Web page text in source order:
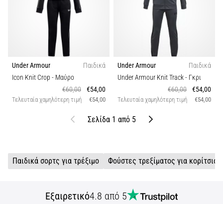
Under Armour
Παιδικά
Icon Knit Crop - Μαύρο
€60,00
€54,00
Τελευταία χαμηλότερη τιμή €54,00
Under Armour
Παιδικά
Under Armour Knit Track- Γκρι
€60,00
€54,00
Τελευταία χαμηλότερη τιμή €54,00
Προηγούμενο
Σελίδα 1 από 5 Επόμενο
Παιδικά σορτς για τρέξιμο Φούστες τρεξίματος για κορίτσια
Εξαιρετικό4.8 από 5